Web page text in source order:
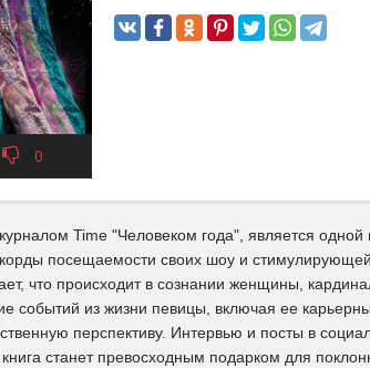
0
Time "Человеком года", является
посещаемости своих шоу и стимулирующей
что происходит в сознании женщины,
событий из жизни певицы, включая ее
перспективу. Интервью и посты в
станет превосходным подарком для